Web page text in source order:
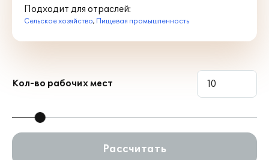
Подходит для отраслей:
Сельское хозяйство, Пищевая промышленность
Кол-во рабочих мест
Рассчитать